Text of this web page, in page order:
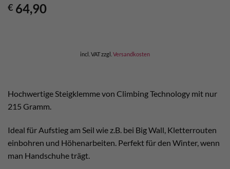
€ 64,90
incl. VATzzgl. Versandkosten
Hochwertige Steigklemme von Climbing Technology mit nur
215 Gramm.
Ideal für Aufstieg am Seil wie z.B. bei Big Wall, Kletterrouten
einbohren und Höhenarbeiten. Perfekt für den Winter, wenn
man Handschuhe trägt.